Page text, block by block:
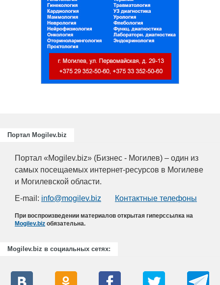
Портал Mogilev.biz
Портал «Mogilev.biz» (Бизнес - Могилев) – один из
самых посещаемых интернет-ресурсов в Могилеве
и Могилевской области.
E-mail: info@mogilev.biz Контактные телефоны
При воспроизведении материалов открытая гиперссылка на
Mogilev.biz обязательна.
Mogilev.biz в социальных сетях: